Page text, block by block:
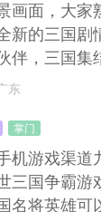
画面，大家
新的三国剧
伴，三国集
东
掌门
机游戏渠道
三国争霸游
名将英雄可